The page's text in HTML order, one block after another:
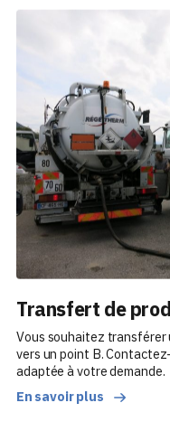
Transfert de
Vous souhaitez transférer
vers un point B.
adaptée à votre demande.
En savoir plus